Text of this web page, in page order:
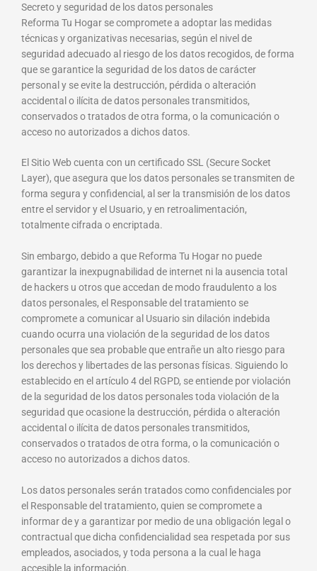
Secreto y seguridad de los datos personales
Reforma Tu Hogar se compromete a adoptar las medidas
técnicas y organizativas necesarias, según el nivel de
seguridad adecuado al riesgo de los datos recogidos, de forma
que se garantice la seguridad de los datos de carácter
personal y se evite la destrucción, pérdida o alteración
accidental o ilícita de datos personales transmitidos,
conservados o tratados de otra forma, o la comunicación o
acceso no autorizados a dichos datos.
El Sitio Web cuenta con un certificado SSL (Secure Socket
Layer), que asegura que los datos personales se transmiten de
forma segura y confidencial, al ser la transmisión de los datos
entre el servidor y el Usuario, y en retroalimentación,
totalmente cifrada o encriptada.
Sin embargo, debido a que Reforma Tu Hogar no puede
garantizar la inexpugnabilidad de internet ni la ausencia total
de hackers u otros que accedan de modo fraudulento a los
datos personales, el Responsable del tratamiento se
compromete a comunicar al Usuario sin dilación indebida
cuando ocurra una violación de la seguridad de los datos
personales que sea probable que entrañe un alto riesgo para
los derechos y libertades de las personas físicas. Siguiendo lo
establecido en el artículo 4 del RGPD, se entiende por violación
de la seguridad de los datos personales toda violación de la
seguridad que ocasione la destrucción, pérdida o alteración
accidental o ilícita de datos personales transmitidos,
conservados o tratados de otra forma, o la comunicación o
acceso no autorizados a dichos datos.
Los datos personales serán tratados como confidenciales por
el Responsable del tratamiento, quien se compromete a
informar de y a garantizar por medio de una obligación legal o
contractual que dicha confidencialidad sea respetada por sus
empleados, asociados, y toda persona a la cual le haga
accesible la información.